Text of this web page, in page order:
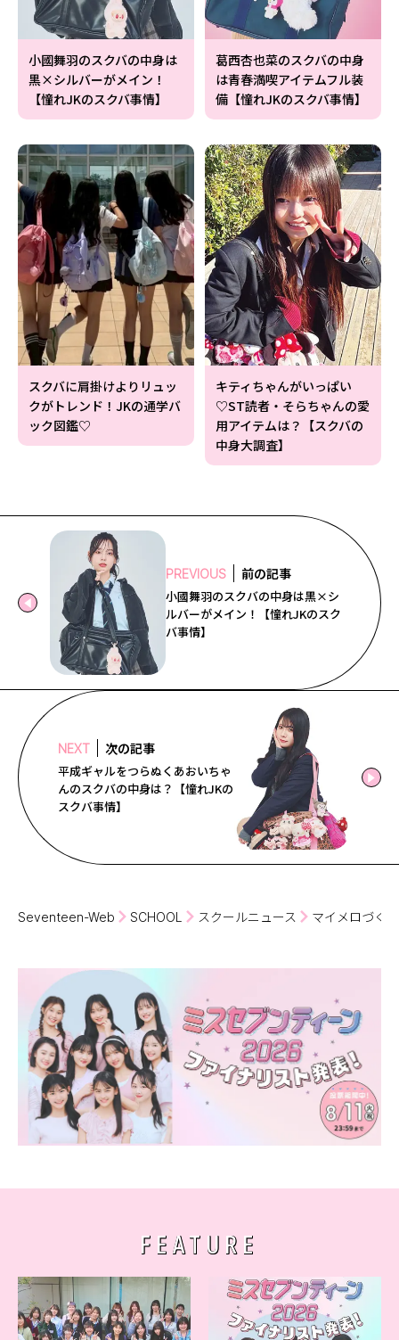
小國舞羽のスクバの中身は
黒×シルバーがメイン！
【憧れJKのスクバ事情】
葛西杏也菜のスクバの中身
は青春満喫アイテムフル装
備【憧れJKのスクバ事情】
スクバに肩掛けよりリュッ
クがトレンド！JKの通学バ
ック図鑑♡
キティちゃんがいっぱい
♡ST読者・そらちゃんの愛
用アイテムは？【スクバの
中身大調査】
PREVIOUS 前の記事
小國舞羽のスクバの中身は黒×シ
ルバーがメイン！【憧れJKのスク
バ事情】
NEXT 次の記事
平成ギャルをつらぬくあおいちゃ
んのスクバの中身は？【憧れJKの
スクバ事情】
Seventeen-Web SCHOOL スクールニュース マイメロづく
FEATURE